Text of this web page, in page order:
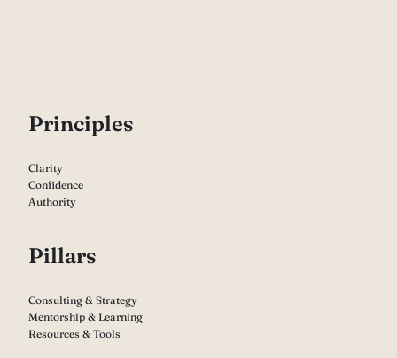
Principles
Clarity
Confidence
Authority
Pillars
Consulting & Strategy
Mentorship & Learning
Resources & Tools